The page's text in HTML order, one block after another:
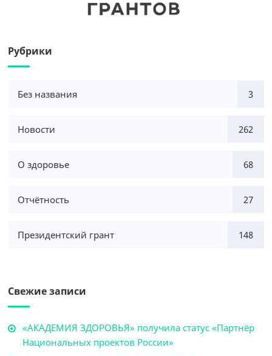
Рубрики
Без названия 3
Новости 262
О здоровье 68
Отчётность 27
Президентский грант 148
Свежие записи
«АКАДЕМИЯ ЗДОРОВЬЯ» получила статус «Партнёр
Национальных проектов России»